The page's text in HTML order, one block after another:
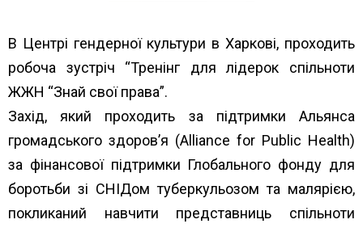
В Центрі гендерної культури в Харкові, проходить
робоча зустріч “Тренінг для лідерок спільноти
ЖЖН “Знай свої права”.
Захід, який проходить за підтримки Альянса
громадського здоров’я (Alliance for Public Health)
за фінансової підтримки Глобального фонду для
боротьби зі СНІДом туберкульозом та малярією,
покликаний навчити представниць спільноти